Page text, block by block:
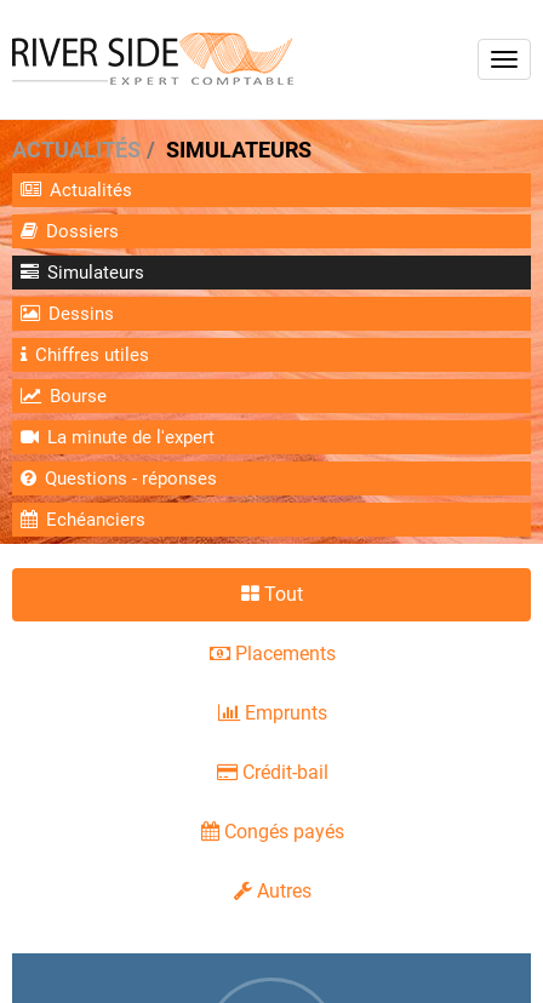
ACTUALITÉS SIMULATEURS
Actualités
Dossiers
Simulateurs
Dessins
Chiffres utiles
Bourse
La minute de l'expert
Questions - réponses
Echéanciers
Tout
Placements
Emprunts
Crédit-bail
Congés payés
Autres